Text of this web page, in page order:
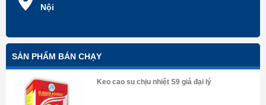
Nội
SẢN PHẨM BÁN CHẠY
Keo cao su chịu nhiệt S9 giá đại lý